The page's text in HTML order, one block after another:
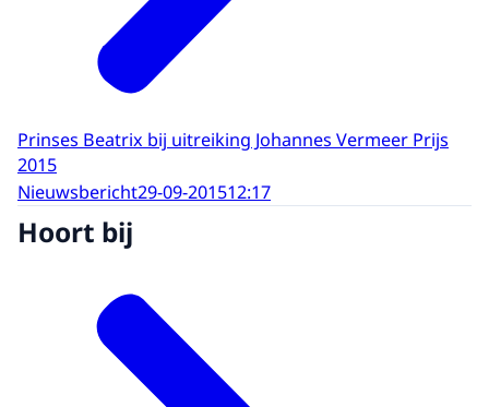
Prinses Beatrix bij uitreiking Johannes Vermeer Prijs
2015
Nieuwsbericht29-09-201512:17
Hoort bij